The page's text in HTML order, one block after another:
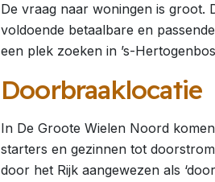
De vraag naar woningen is groot.
voldoende betaalbare en
een plek zoeken in ’s-
Doorbraaklocatie
In De Groote Wielen Noord
starters en gezinnen tot
door het Rijk aangewezen als